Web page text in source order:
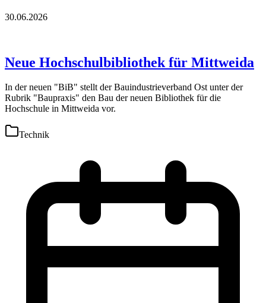
30.06.2026
Neue Hochschulbibliothek für Mittweida
In der neuen "BiB" stellt der Bauindustrieverband Ost unter der
Rubrik "Baupraxis" den Bau der neuen Bibliothek für die
Hochschule in Mittweida vor.
Technik